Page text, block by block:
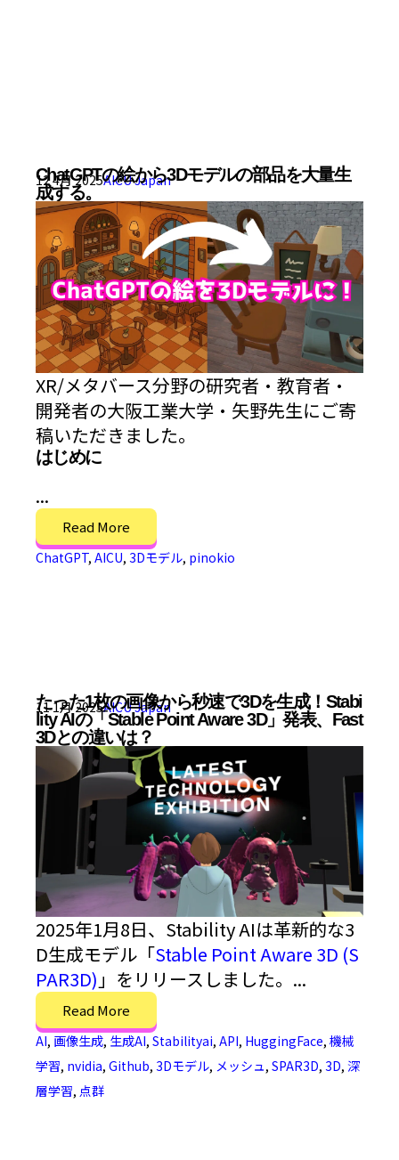
ChatGPTの絵から3Dモデルの部品を大量生
成する。
12 4月 2025AICU Japan
XR/メタバース分野の研究者・教育者・
開発者の大阪工業大学・矢野先生にご寄
稿いただきました。
はじめに
...
Read More
ChatGPT, AICU, 3Dモデル, pinokio
たった1枚の画像から秒速で3Dを生成！Stabi
lity AIの「Stable Point Aware 3D」発表、Fast
3Dとの違いは？
11 1月 2025AICU Japan
2025年1月8日、Stability AIは革新的な3
D生成モデル「Stable Point Aware 3D (S
PAR3D) 」をリリースしました。...
Read More
AI, 画像生成, 生成AI, Stabilityai, API, HuggingFace, 機械
学習, nvidia, Github, 3Dモデル, メッシュ, SPAR3D, 3D, 深
層学習, 点群